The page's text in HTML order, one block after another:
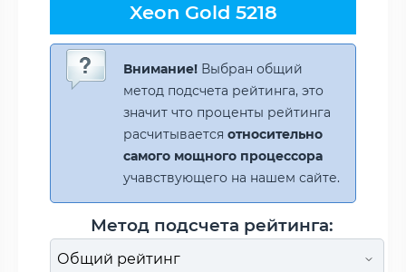
Xeon Gold 5218
Внимание! Выбран общий
метод подсчета рейтинга, это
значит что проценты рейтинга
расчитывается относительно
самого мощного процессора
учавствующего на нашем сайте.
Метод подсчета рейтинга: